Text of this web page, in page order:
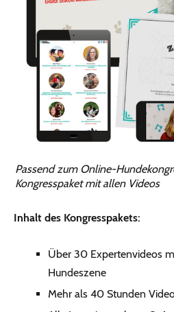
Passend zum Online-
Kongresspaket mit allen Videos
Inhalt des Kongresspakets:
Über 30 Expertenvideos
Hundeszene
Mehr als 40 Stunden